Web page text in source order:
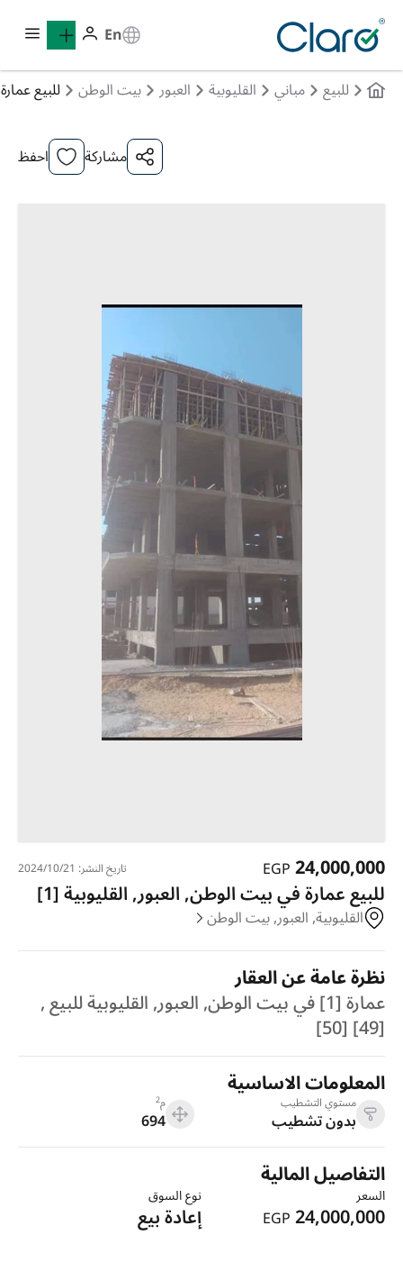
En
للبيع مباني القليوبية العبور بيت الوطن للبيع
مشاركة احفظ
24,000,000
EGP تاريخ النشر: 21‏‏/10‏‏/2024
للبيع عمارة في بيت الوطن, العبور, القليوبية [1]
القليوبية, العبور, بيت الوطن
نظرة عامة عن العقار
عمارة [1] في بيت الوطن, العبور, القليوبية للبيع ,
[49] [50]
المعلومات الاساسية
مستوي التشطيب
بدون تشطيب
م2
694
التفاصيل المالية
السعر
24,000,000
EGP
نوع السوق
إعادة بيع